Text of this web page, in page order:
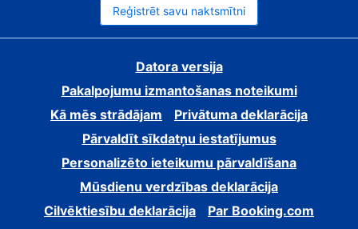
Reģistrēt savu naktsmītni
Datora versija
Pakalpojumu izmantošanas noteikumi
Kā mēs strādājam
Privātuma deklarācija
Pārvaldīt sīkdatņu iestatījumus
Personalizēto ieteikumu pārvaldīšana
Mūsdienu verdzības deklarācija
Cilvēktiesību deklarācija
Par Booking.com